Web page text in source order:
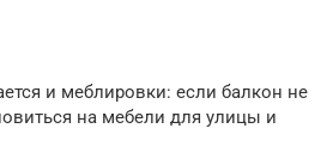
и меблировки: если балкон не
на мебели для улицы и